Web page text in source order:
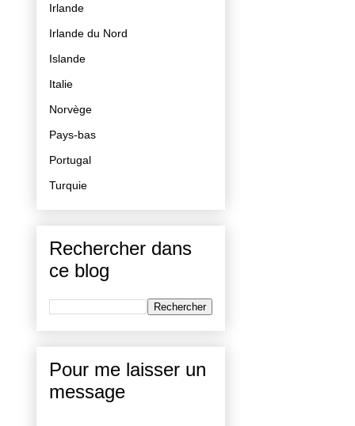
Irlande
Irlande du Nord
Islande
Italie
Norvège
Pays-bas
Portugal
Turquie
Rechercher dans
ce blog
Pour me laisser un
message